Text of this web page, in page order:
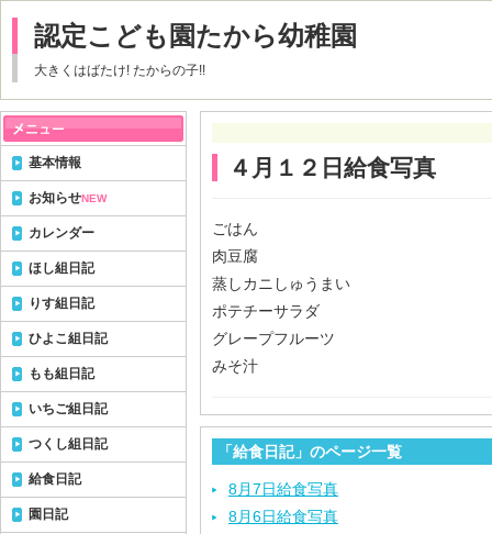
認定こども園たから幼稚園
大きくはばたけ! たからの子!!
４月１２日給食写真
ごはん
肉豆腐
蒸しカニしゅうまい
ポテチーサラダ
グレープフルーツ
みそ汁
「給食日記」のページ一覧
8月7日給食写真
8月6日給食写真
基本情報
お知らせNEW
カレンダー
ほし組日記
りす組日記
ひよこ組日記
もも組日記
いちご組日記
つくし組日記
給食日記
園日記